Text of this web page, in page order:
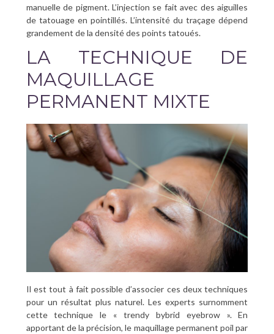
manuelle de pigment. L’injection se fait avec des aiguilles
de tatouage en pointillés. L’intensité du traçage dépend
grandement de la densité des points tatoués.
LA TECHNIQUE DE
MAQUILLAGE
PERMANENT MIXTE
Il est tout à fait possible d’associer ces deux techniques
pour un résultat plus naturel. Les experts surnomment
cette technique le « trendy bybrid eyebrow ». En
apportant de la précision, le maquillage permanent poil par